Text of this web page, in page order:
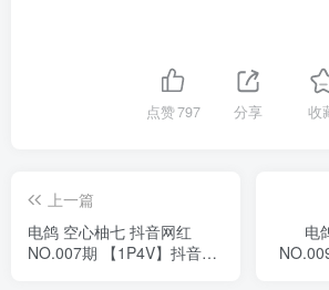
点赞797 分享 收
上一篇
电鸽 空心柚七 抖音网红
NO.007期 【1P4V】抖音完
电